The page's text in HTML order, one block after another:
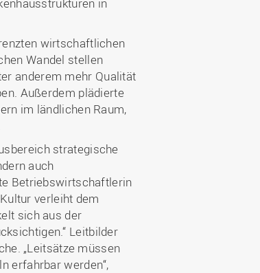
wirtschaftlichen
Wandel stellen
anderem mehr Qualität
Außerdem plädierte
im ländlichen Raum,
strategische
auch
Betriebswirtschaftlerin
verleiht dem
sich aus der
Leitbilder
„Leitsätze müssen
erfahrbar werden“,